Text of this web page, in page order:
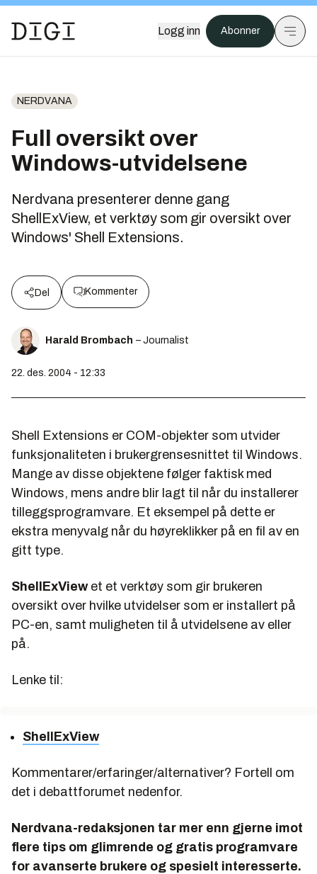
Logg inn Abonner
NERDVANA
Full oversikt over
Windows-utvidelsene
Nerdvana presenterer denne gang
ShellExView, et verktøy som gir oversikt over
Windows' Shell Extensions.
Del Kommenter
Harald Brombach – Journalist
22. des. 2004 - 12:33
Shell Extensions er COM-objekter som utvider
funksjonaliteten i brukergrensesnittet til Windows.
Mange av disse objektene følger faktisk med
Windows, mens andre blir lagt til når du installerer
tilleggsprogramvare. Et eksempel på dette er
ekstra menyvalg når du høyreklikker på en fil av en
gitt type.
ShellExViewet et verktøy som gir brukeren
oversikt over hvilke utvidelser som er installert på
PC-en, samt muligheten til å utvidelsene av eller
på.
Lenke til:
ShellExView
Kommentarer/erfaringer/alternativer? Fortell om
det i debattforumet nedenfor.
Nerdvana-redaksjonen tar mer enn gjerne imot
flere tips om glimrende og gratis programvare
for avanserte brukere og spesielt interesserte.